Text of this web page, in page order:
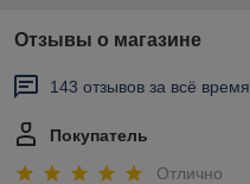
Отзывы о магазине
143 отзывов за всё время
Покупатель
Отлично